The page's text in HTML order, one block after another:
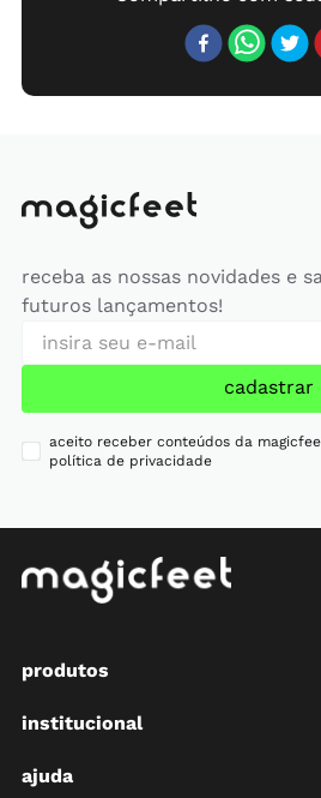
receba as nossas novidades e
futuros lançamentos!
cadastrar
aceito receber conteúdos da
política de privacidade
produtos
institucional
ajuda